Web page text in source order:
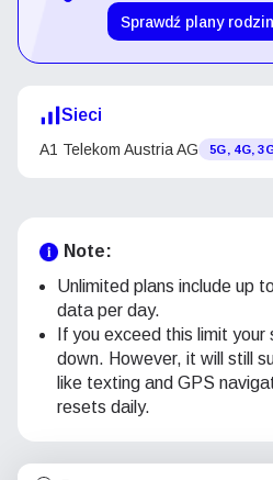
Sprawdź plany
Sieci
A1 Telekom Austria AG 5G, 4G,
Note:
Unlimited plans include up
data per day.
If you exceed this limit
down. However, it will still
like texting and GPS
resets daily.